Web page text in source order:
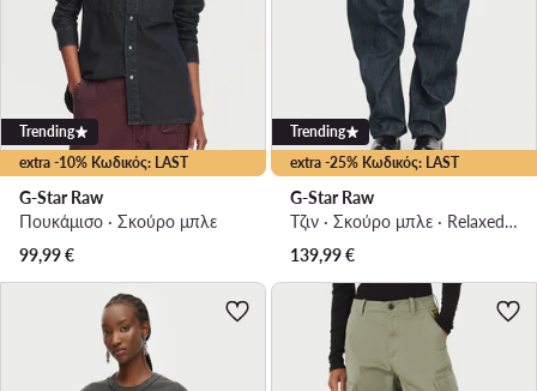
extra -10% Κωδικός: LAST
Trending
G-Star Raw
Πουκάμισο · Σκούρο μπλε
99,99€
extra -25% Κωδικός: LAST
Trending
G-Star Raw
Τζιν · Σκούρο μπλε · Relaxed Fit
139,99€